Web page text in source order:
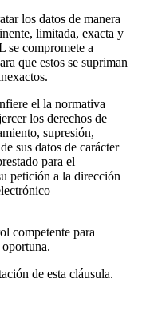
los datos de manera
limitada, exacta y
se compromete a
que estos se supriman
el la normativa
los derechos de
supresión,
sus datos de carácter
para el
petición a la dirección
competente para
de esta cláusula.